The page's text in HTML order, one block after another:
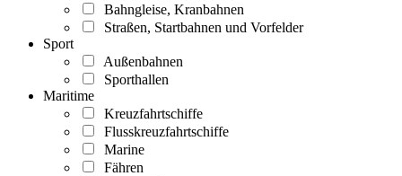
Bahngleise, Kranbahnen
Straßen, Startbahnen und Vorfelder
Sport
Außenbahnen
Sporthallen
Maritime
Kreuzfahrtschiffe
Flusskreuzfahrtschiffe
Marine
Fähren